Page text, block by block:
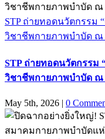
STP ถ่ายทอดนวัตกรรม “
วิชาชีพกายภาพบำบัด ณ
STP ถ่ายทอดนวัตกรรม
วิชาชีพกายภาพบำบัด ณ
May 5th, 2026 | 0